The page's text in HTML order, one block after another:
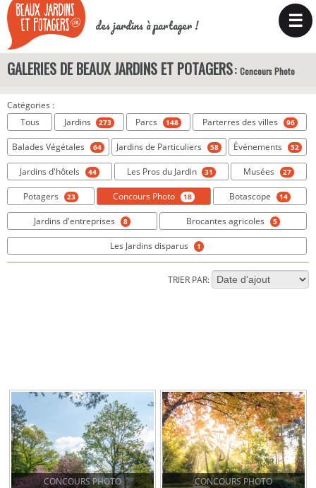
des jardins à partager ! ☰
GALERIES DE BEAUX JARDINS ET POTAGERS Concours Photo
Catégories :
Tous
Jardins 273 Parcs 148 Parterres des villes 96
Balades Végétales 64 Jardins de Particuliers 58 Événements 52
Jardins d'hôtels 44 Les Pros du Jardin 31 Musées 27
Potagers 23 Concours Photo 18 Botascope 14
Jardins d'entreprises 8 Brocantes agricoles 5
Les Jardins disparus 1
TRIER PAR:
CONCOURS PHOTO CONCOURS PHOTO